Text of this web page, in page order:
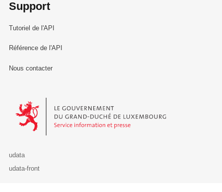
Support
Tutoriel de l'API
Référence de l'API
Nous contacter
Le Gouvernement du Grand-Duché de Luxembourg - Service
udata
udata-front